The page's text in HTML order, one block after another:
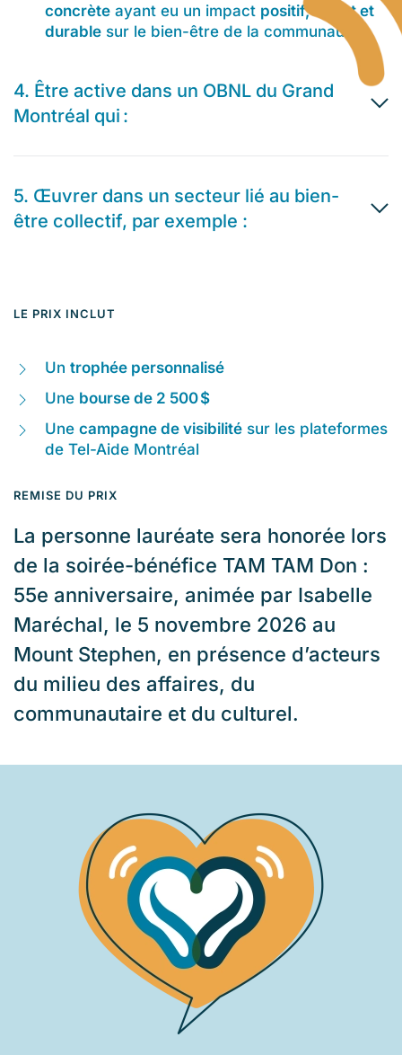
concrète ayant eu un impact positif, direct et
durable sur le bien-être de la communauté.
4. Être active dans un OBNL du Grand
Montréal qui :
5. Œuvrer dans un secteur lié au bien-
être collectif, par exemple :
LE PRIX INCLUT
Un trophée personnalisé
Une bourse de 2 500 $
Une campagne de visibilité sur les plateformes
de Tel-Aide Montréal
REMISE DU PRIX
La personne lauréate sera honorée lors
de la soirée-bénéfice TAM TAM Don :
55e anniversaire, animée par Isabelle
Maréchal, le 5 novembre 2026 au
Mount Stephen, en présence d’acteurs
du milieu des affaires, du
communautaire et du culturel.